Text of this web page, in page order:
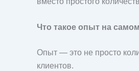
Что такое опыт на
Опыт — это не просто
клиентов.